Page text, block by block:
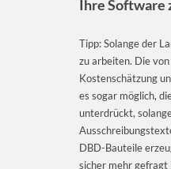
Ihre Software
Tipp: Solange der
zu arbeiten. Die
Kostenschätzung
es sogar möglich,
unterdrückt,
DBD-Bauteile
sicher mehr gefragt